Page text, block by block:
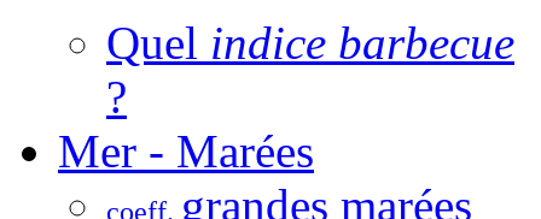
Quel indice barbecue
?
Mer - Marées
coeff. grandes marées